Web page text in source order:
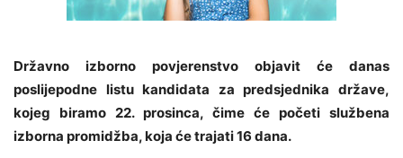
Državno izborno povjerenstvo objavit će danas
poslijepodne listu kandidata za predsjednika države,
kojeg biramo 22. prosinca, čime će početi službena
izborna promidžba, koja će trajati 16 dana.